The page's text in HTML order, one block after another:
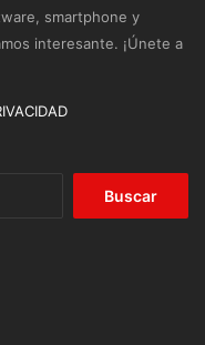
smartphone y
interesante. ¡Únete a